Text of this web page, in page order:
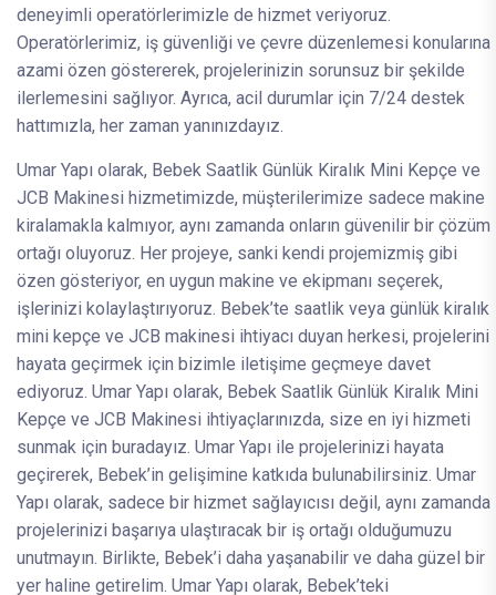
deneyimli operatörlerimizle de hizmet veriyoruz.
Operatörlerimiz, iş güvenliği ve çevre düzenlemesi konularına
azami özen göstererek, projelerinizin sorunsuz bir şekilde
ilerlemesini sağlıyor. Ayrıca, acil durumlar için 7/24 destek
hattımızla, her zaman yanınızdayız.
Umar Yapı olarak, Bebek Saatlik Günlük Kiralık Mini Kepçe ve
JCB Makinesi hizmetimizde, müşterilerimize sadece makine
kiralamakla kalmıyor, aynı zamanda onların güvenilir bir çözüm
ortağı oluyoruz. Her projeye, sanki kendi projemizmiş gibi
özen gösteriyor, en uygun makine ve ekipmanı seçerek,
işlerinizi kolaylaştırıyoruz. Bebek’te saatlik veya günlük kiralık
mini kepçe ve JCB makinesi ihtiyacı duyan herkesi, projelerini
hayata geçirmek için bizimle iletişime geçmeye davet
ediyoruz. Umar Yapı olarak, Bebek Saatlik Günlük Kiralık Mini
Kepçe ve JCB Makinesi ihtiyaçlarınızda, size en iyi hizmeti
sunmak için buradayız. Umar Yapı ile projelerinizi hayata
geçirerek, Bebek’in gelişimine katkıda bulunabilirsiniz. Umar
Yapı olarak, sadece bir hizmet sağlayıcısı değil, aynı zamanda
projelerinizi başarıya ulaştıracak bir iş ortağı olduğumuzu
unutmayın. Birlikte, Bebek’i daha yaşanabilir ve daha güzel bir
yer haline getirelim. Umar Yapı olarak, Bebek’teki